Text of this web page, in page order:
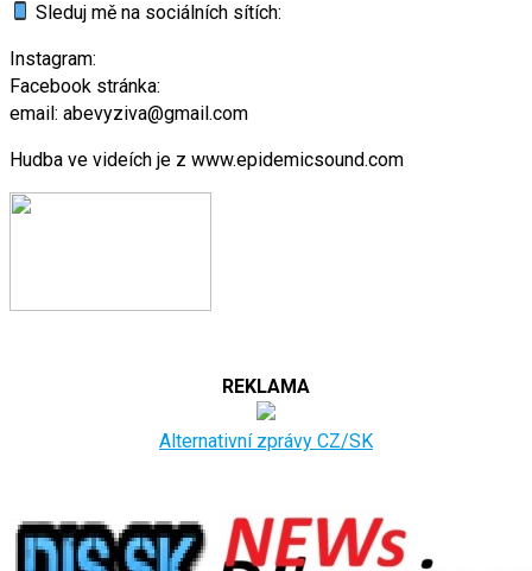
Sleduj mě na sociálních sítích:
Instagram:
Facebook stránka:
email: abevyziva@gmail.com
Hudba ve videích je z www.epidemicsound.com
REKLAMA
Alternativní zprávy CZ/SK